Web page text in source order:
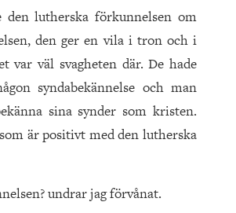
den lutherska förkunnelsen om
den ger en vila i tron och i
var väl svagheten där. De hade
syndabekännelse och man
sina synder som kristen.
är positivt med den lutherska
undrar jag förvånat.